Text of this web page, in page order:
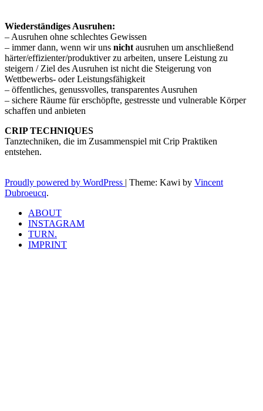
Wiederständiges Ausruhen:
– Ausruhen ohne schlechtes Gewissen
– immer dann, wenn wir uns nicht ausruhen um anschließend
härter/effizienter/produktiver zu arbeiten, unsere Leistung zu
steigern / Ziel des Ausruhen ist nicht die Steigerung von
Wettbewerbs- oder Leistungsfähigkeit
– öffentliches, genussvolles, transparentes Ausruhen
– sichere Räume für erschöpfte, gestresste und vulnerable Körper
schaffen und anbieten
CRIP TECHNIQUES
Tanztechniken, die im Zusammenspiel mit Crip Praktiken
entstehen.
Proudly powered by WordPress | Theme: Kawi by Vincent
Dubroeucq.
ABOUT
INSTAGRAM
TURN.
IMPRINT